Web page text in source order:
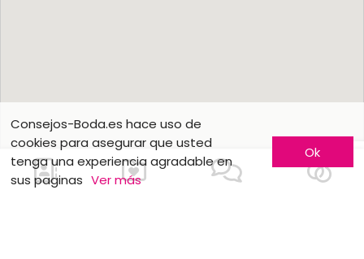
Contactarnos
Consejos-Boda.es hace uso de
cookies para asegurar que usted
tenga una experiencia agradable en
sus paginas Ver más
Ok